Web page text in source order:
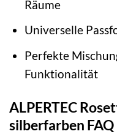
Räume
Universelle
Perfekte
Funktionalität
ALPERTEC
silberfarben FAQ